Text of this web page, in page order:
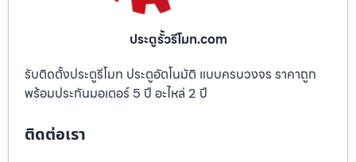
ประตูรั้วรีโมท.com
รับติดตั้งประตูรีโมท ประตูอัตโนมัติ แบบครบวงจร ราคาถูก
พร้อมประกันมอเตอร์ 5 ปี อะไหล่ 2 ปี
ติดต่อเรา